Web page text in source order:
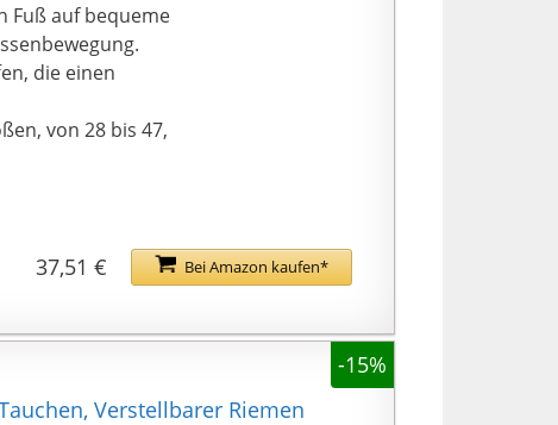
Fuß auf bequeme
die einen
von 28 bis 47,
Bei Amazon kaufen*
37,51 €
-15%
Verstellbarer Riemen